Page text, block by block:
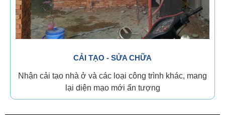
CẢI TẠO - SỬA CHỮA
Nhận cải tạo nhà ở và các loại công trình khác, mang
lại diện mạo mới ấn tượng